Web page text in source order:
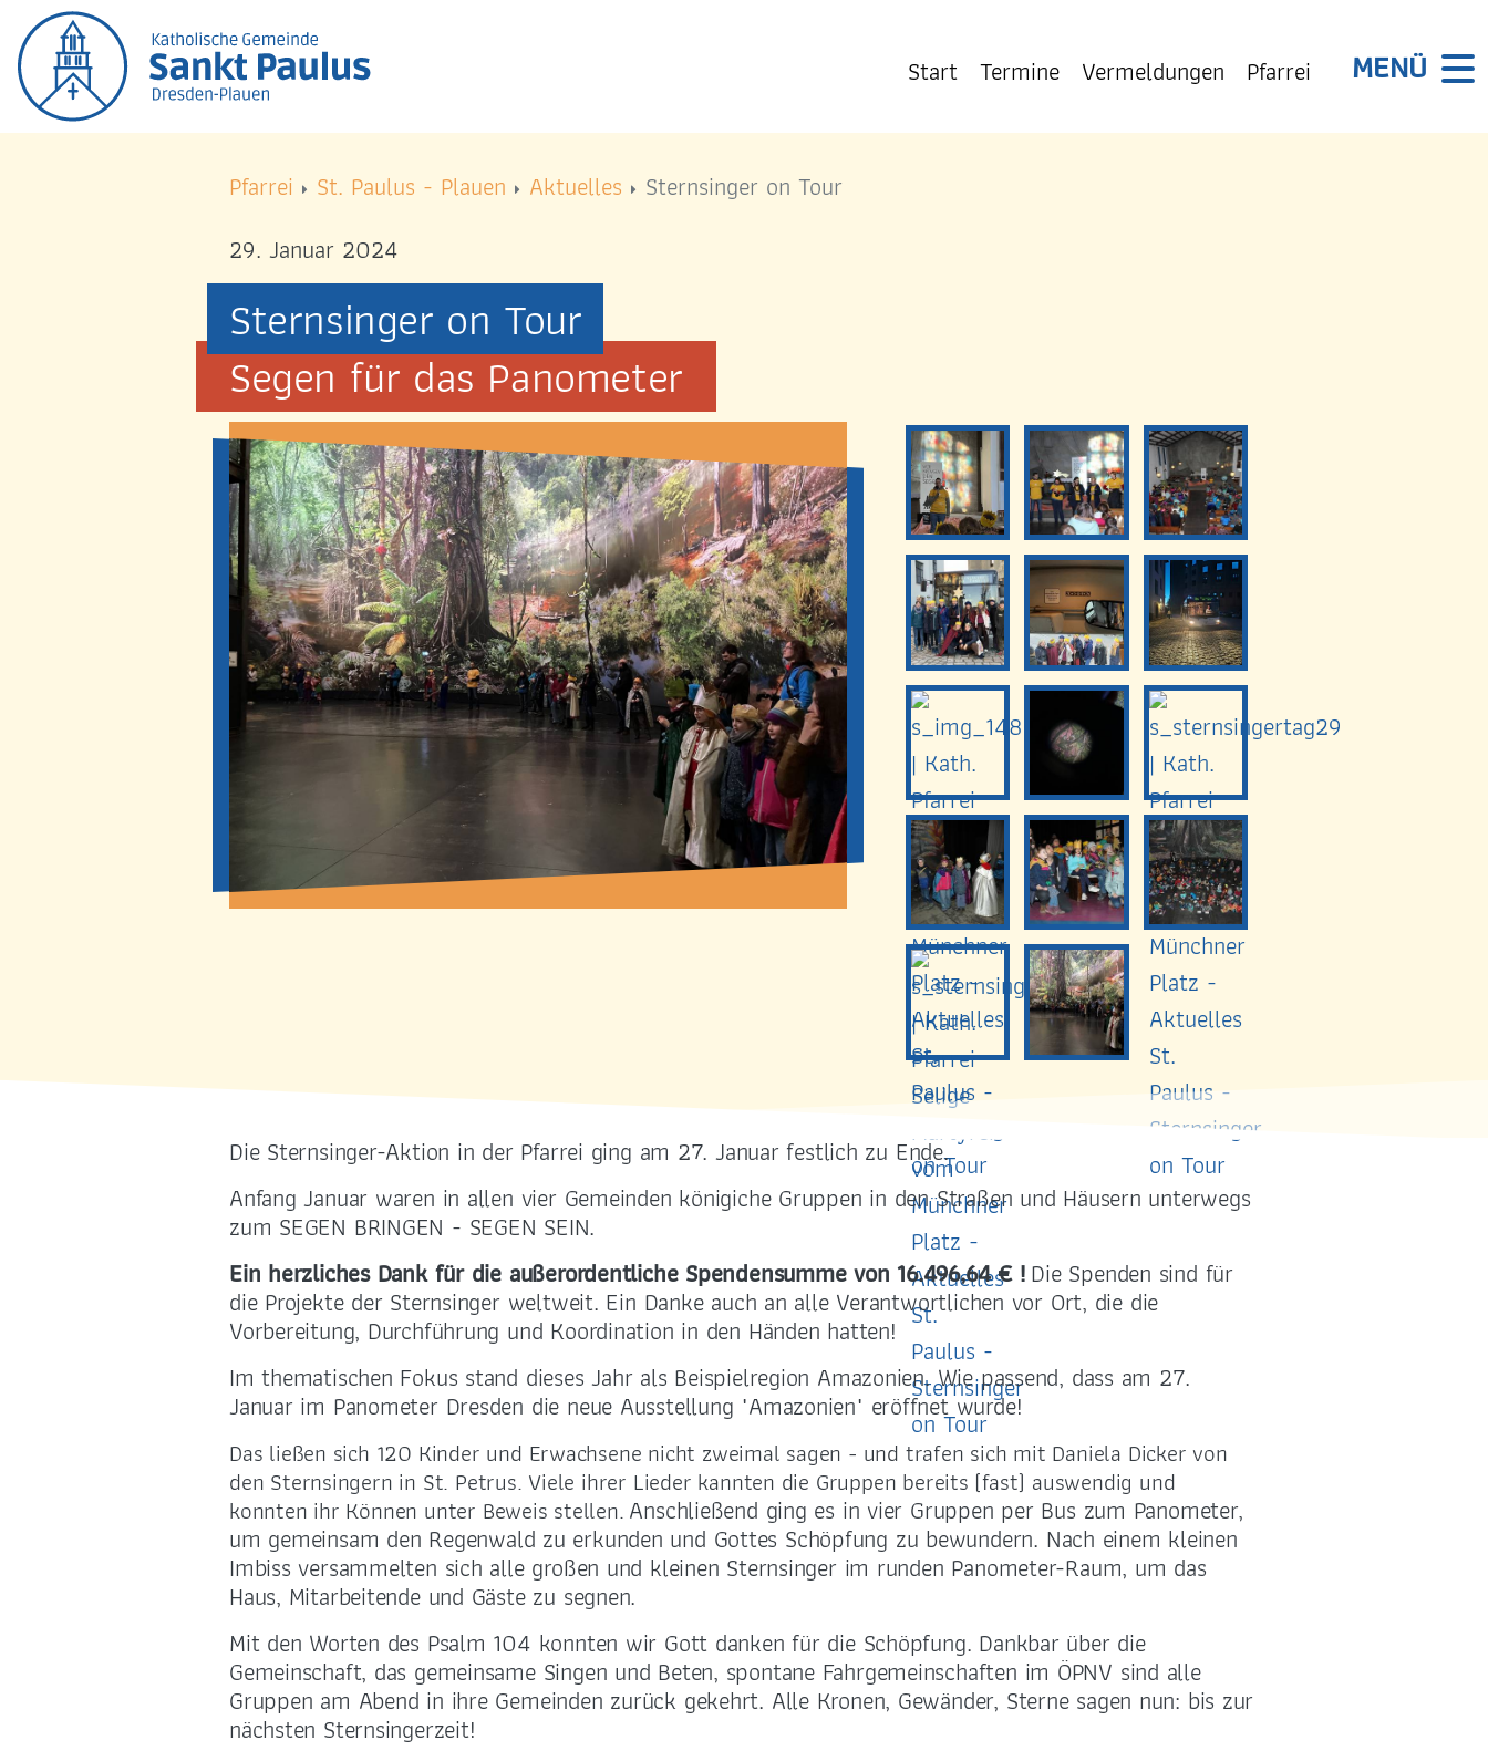
Start Termine Vermeldungen Pfarrei
Ansprechpartner
Gremien
Chronik
GEMEINDELEBEN
Gruppen
Kinder Jugend & Familie
Liturgie
Ökumene
Pauluskaffee
Impulse
International
Gottesdienstzeiten
Gemeindebriefe
TERMINE
RÄUMLICHKEITEN
INFO
Kontakt
Impressum
Datenschutz
GEMEINDEBÜRO
ADRESSE
Bernhardstraße 42
01187 Dresden-Plauen
Logo Kath. Pfarrei Selige Märtyrer vom Münchner Platz
Pfarrei
St. Paulus - Plauen Aktuelles
Sternsinger on Tour
29. Januar 2024
Sternsinger on Tour
Segen für das Panometer
Die Sternsinger-Aktion in der Pfarrei ging am 27. Januar festlich zu Ende.
Anfang Januar waren in allen vier Gemeinden königiche Gruppen in den Straßen und Häusern unterwegs
zum SEGEN BRINGEN - SEGEN SEIN.
Ein herzliches Dank für die außerordentliche Spendensumme von 16.496,64 € !Die Spenden sind für
die Projekte der Sternsinger weltweit. Ein Danke auch an alle Verantwortlichen vor Ort, die die
Vorbereitung, Durchführung und Koordination in den Händen hatten!
Im thematischen Fokus stand dieses Jahr als Beispielregion Amazonien. Wie passend, dass am 27.
Januar im Panometer Dresden die neue Ausstellung "Amazonien" eröffnet wurde!
Das ließen sich 120 Kinder und Erwachsene nicht zweimal sagen - und trafen sich mit Daniela Dicker von
den Sternsingern in St. Petrus. Viele ihrer Lieder kannten die Gruppen bereits (fast) auswendig und
konnten ihr Können unter Beweis stellen.Anschließend ging es in vier Gruppen per Bus zum Panometer,
um gemeinsam den Regenwald zu erkunden und Gottes Schöpfung zu bewundern. Nach einem kleinen
Imbiss versammelten sich alle großen und kleinen Sternsinger im runden Panometer-Raum, um das
Haus, Mitarbeitende und Gäste zu segnen.
Mit den Worten des Psalm 104 konnten wir Gott danken für die Schöpfung. Dankbar über die
Gemeinschaft, das gemeinsame Singen und Beten, spontane Fahrgemeinschaften im ÖPNV sind alle
Gruppen am Abend in ihre Gemeinden zurück gekehrt. Alle Kronen, Gewänder, Sterne sagen nun: bis zur
nächsten Sternsingerzeit!